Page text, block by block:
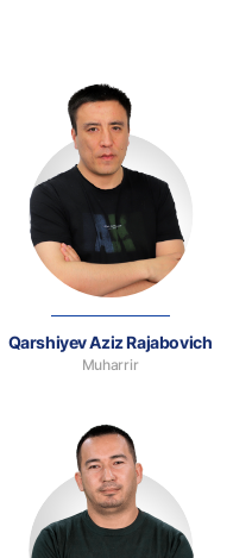
Qarshiyev Aziz Rajabovich
Muharrir